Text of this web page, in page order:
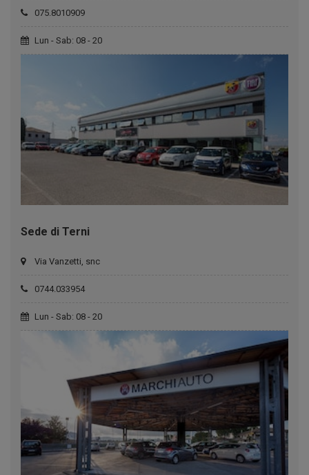
075.8010909
Lun - Sab: 08 - 20
Sede di Terni
Via Vanzetti, snc
0744.033954
Lun - Sab: 08 - 20